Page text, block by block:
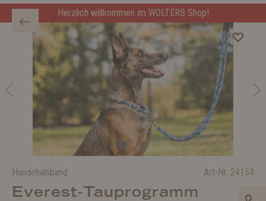
Herzlich willkommen im WOLTERS Shop!
Hundehalsband Art-Nr. 24154
Everest-Tauprogramm